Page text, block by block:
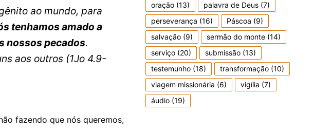
ao mundo, para
tenhamos amado a
nossos pecados.
aos outros (1Jo 4.9-
fazendo que nós queremos,
oração (13) palavra de Deus (7)
perseverança (16) Páscoa (9)
salvação (9) sermão do monte (14)
serviço (20) submissão (13)
testemunho (18) transformação (10)
viagem missionária (6) vigília (7)
áudio (19)